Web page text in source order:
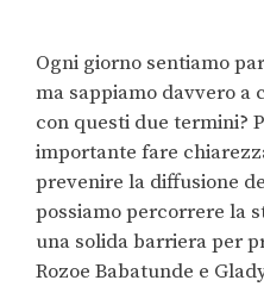
Ogni giorno sentiamo
ma sappiamo davvero a
con questi due termini?
importante fare
prevenire la diffusione
possiamo percorrere la
una solida barriera per
Rozoe Babatunde e